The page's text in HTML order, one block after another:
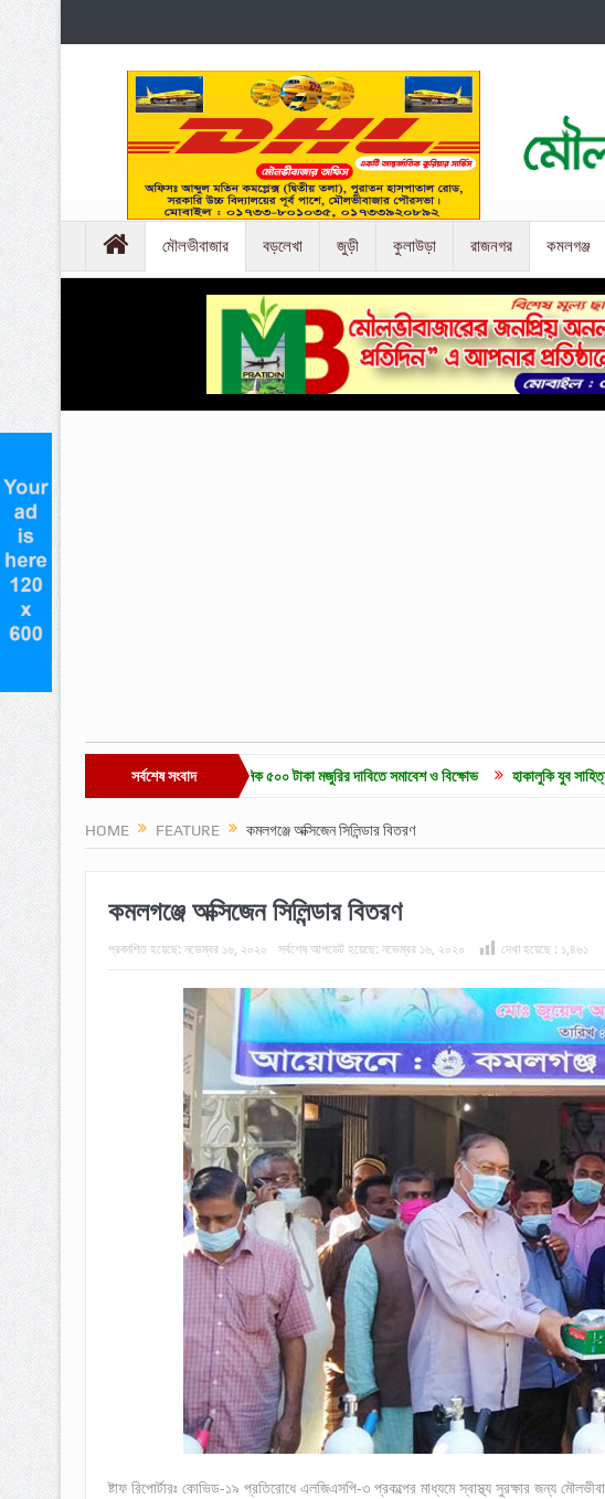
মৌলভীবাজার বড়লেখা জুড়ী কুলাউড়া রাজনগর কমলগঞ্জ
সর্বশেষ সংবাদ
চা-শ্রমিক ইউনিয়ন নির্বাচন ও দৈনিক ৫০০ টাকা মজুরির দাবিতে সমাবেশ ও বিক্ষোভ হাকালুকি যুব সাহিত্য পরিষদের
HOME FEATURE কমলগঞ্জে অক্সিজেন সিলিন্ডার বিতরণ
কমলগঞ্জে অক্সিজেন সিলিন্ডার বিতরণ
প্রকাশিত হয়েছে: নভেম্বর ১৬, ২০২০ সর্বশেষ আপডেট হয়েছে: নভেম্বর ১৬, ২০২০ দেখা হয়েছে : ১,৪৬১
ষ্টাফ রিপোর্টারঃ কোভিড-১৯ প্রতিরোধে এলজিএসপি-৩ প্রকল্পের মাধ্যমে স্বাস্থ্য সুরক্ষার জন্য